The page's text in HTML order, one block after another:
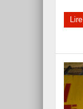
Lire